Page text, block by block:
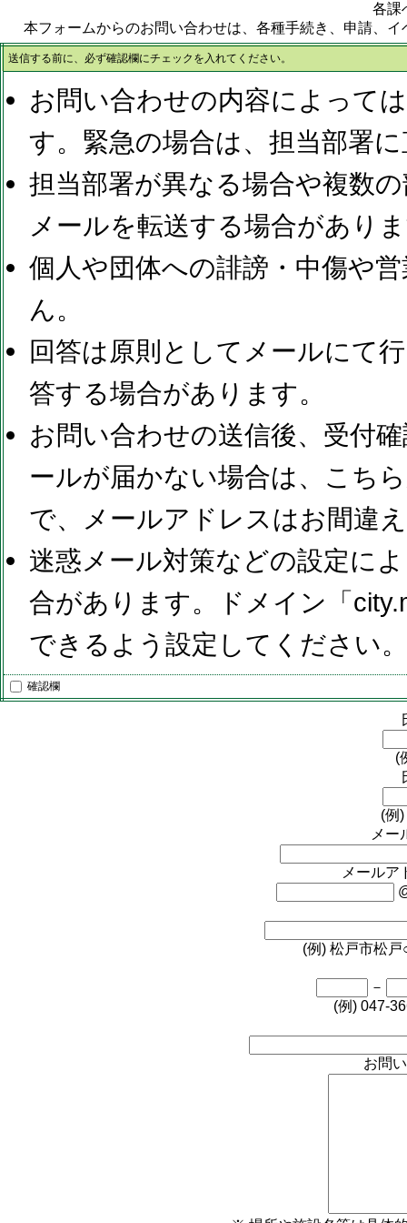
各課
本フォームからのお問い合わせは、各種手続き、申請、
送信する前に、必ず確認欄にチェックを入れてください。
お問い合わせの内容によって
す。緊急の場合は、担当部署
担当部署が異なる場合や複数
メールを転送する場合があり
個人や団体への誹謗・中傷や
ん。
回答は原則としてメールにて
答する場合があります。
お問い合わせの送信後、受付
ールが届かない場合は、こち
で、メールアドレスはお間違
迷惑メール対策などの設定に
合があります。ドメイン「
できるよう設定してください。
確認欄
(
(例
メー
メールア
(例) 松戸市松
－
(例) 047-
お問